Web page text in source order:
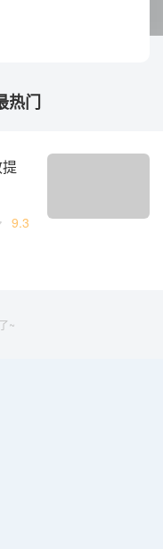
热门
9.3
~